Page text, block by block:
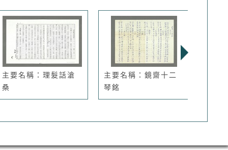
主要名稱：理髮話滄
桑
主要名稱：鏡齋十二
琴銘